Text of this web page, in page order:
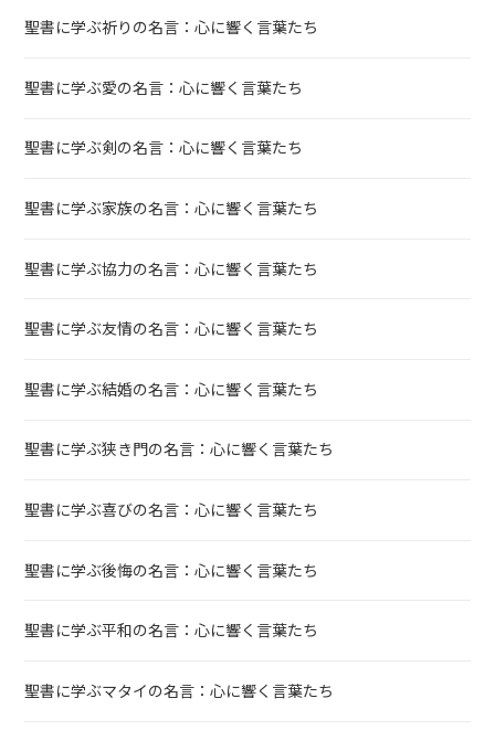
聖書に学ぶ祈りの名言：心に響く言葉たち
聖書に学ぶ愛の名言：心に響く言葉たち
聖書に学ぶ剣の名言：心に響く言葉たち
聖書に学ぶ家族の名言：心に響く言葉たち
聖書に学ぶ協力の名言：心に響く言葉たち
聖書に学ぶ友情の名言：心に響く言葉たち
聖書に学ぶ結婚の名言：心に響く言葉たち
聖書に学ぶ狭き門の名言：心に響く言葉たち
聖書に学ぶ喜びの名言：心に響く言葉たち
聖書に学ぶ後悔の名言：心に響く言葉たち
聖書に学ぶ平和の名言：心に響く言葉たち
聖書に学ぶマタイの名言：心に響く言葉たち